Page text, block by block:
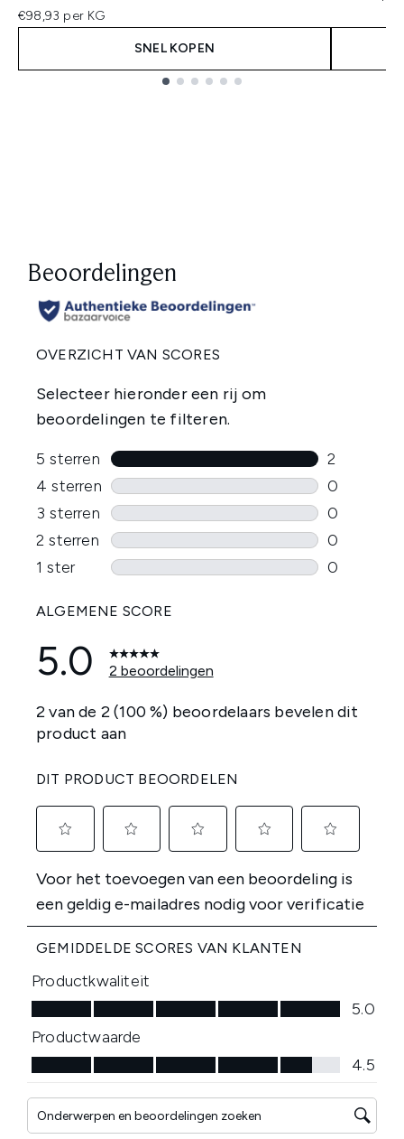
€98,93 per KG
SNEL KOPEN